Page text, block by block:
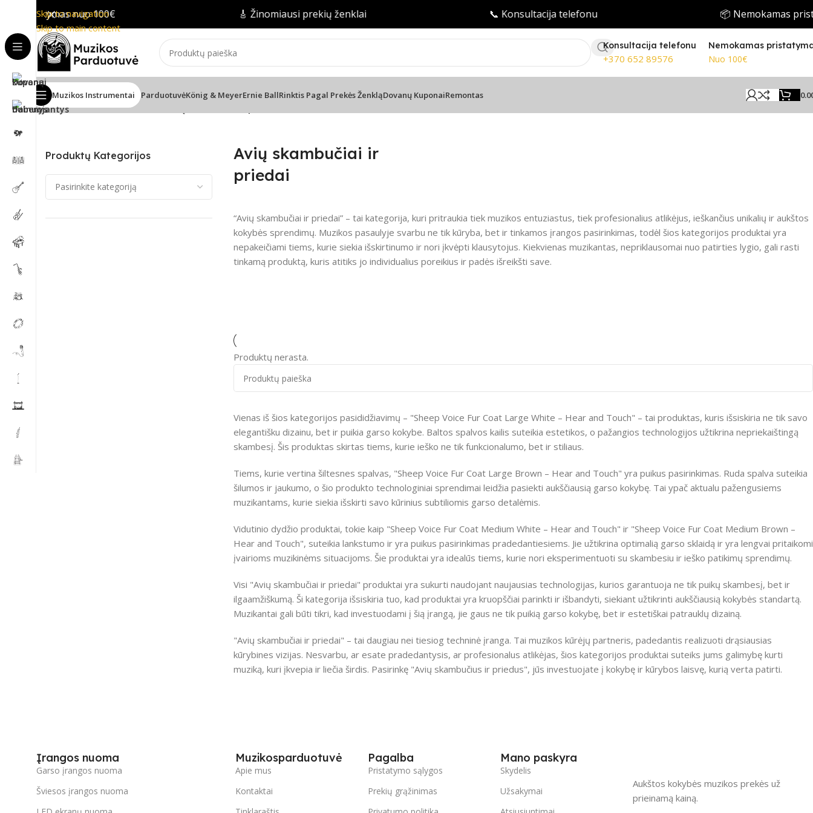
Skip to navigation
Skip to main content
pristatymas nuo 100€ 🎸 Žinomiausi prekių ženklai 📞 Konsultacija telefonu 📦 Nemokamas
Konsultacija telefonu
+370 652 89576
Nemokamas
Nuo 100€
Muzikos Instrumentai ParduotuvėKönig & MeyerErnie BallRinktis Pagal Prekės ŽenkląDovanų KuponaiRemontas
Pradžia/Garso efektai vaikams
Produktų Kategorijos
Avių skambučiai ir
priedai
“Avių skambučiai ir priedai” – tai kategorija, kuri pritraukia tiek muzikos entuziastus, tiek profesionalius atlikėjus, ieškančius unikalių ir aukštos
kokybės sprendimų. Muzikos pasaulyje svarbu ne tik kūryba, bet ir tinkamos įrangos pasirinkimas, todėl šios kategorijos produktai yra
nepakeičiami tiems, kurie siekia išskirtinumo ir nori įkvėpti klausytojus. Kiekvienas muzikantas, nepriklausomai nuo patirties lygio, gali rasti
tinkamą produktą, kuris atitiks jo individualius poreikius ir padės išreikšti save.
Produktų nerasta.
Vienas iš šios kategorijos pasididžiavimų – "Sheep Voice Fur Coat Large White – Hear and Touch" – tai produktas, kuris išsiskiria ne tik savo
elegantišku dizainu, bet ir puikia garso kokybe. Baltos spalvos kailis suteikia estetikos, o pažangios technologijos užtikrina nepriekaištingą
skambesį. Šis produktas skirtas tiems, kurie ieško ne tik funkcionalumo, bet ir stiliaus.
Tiems, kurie vertina šiltesnes spalvas, "Sheep Voice Fur Coat Large Brown – Hear and Touch" yra puikus pasirinkimas. Ruda spalva suteikia
šilumos ir jaukumo, o šio produkto technologiniai sprendimai leidžia pasiekti aukščiausią garso kokybę. Tai ypač aktualu pažengusiems
muzikantams, kurie siekia išskirti savo kūrinius subtiliomis garso detalėmis.
Vidutinio dydžio produktai, tokie kaip "Sheep Voice Fur Coat Medium White – Hear and Touch" ir "Sheep Voice Fur Coat Medium Brown –
Hear and Touch", suteikia lankstumo ir yra puikus pasirinkimas pradedantiesiems. Jie užtikrina optimalią garso sklaidą ir yra lengvai pritaikomi
įvairioms muzikinėms situacijoms. Šie produktai yra idealūs tiems, kurie nori eksperimentuoti su skambesiu ir ieško patikimų sprendimų.
Visi "Avių skambučiai ir priedai" produktai yra sukurti naudojant naujausias technologijas, kurios garantuoja ne tik puikų skambesį, bet ir
ilgaamžiškumą. Ši kategorija išsiskiria tuo, kad produktai yra kruopščiai parinkti ir išbandyti, siekiant užtikrinti aukščiausią kokybės standartą.
Muzikantai gali būti tikri, kad investuodami į šią įrangą, jie gaus ne tik puikią garso kokybę, bet ir estetiškai patrauklų dizainą.
"Avių skambučiai ir priedai" – tai daugiau nei tiesiog techninė įranga. Tai muzikos kūrėjų partneris, padedantis realizuoti drąsiausias
kūrybines vizijas. Nesvarbu, ar esate pradedantysis, ar profesionalus atlikėjas, šios kategorijos produktai suteiks jums galimybę kurti
muziką, kuri įkvepia ir liečia širdis. Pasirinkę "Avių skambučius ir priedus", jūs investuojate į kokybę ir kūrybos laisvę, kurią verta patirti.
Įrangos nuoma
Garso įrangos nuoma
Šviesos įrangos nuoma
Muzikosparduotuvė
Apie mus
Kontaktai
Pagalba
Pristatymo sąlygos
Prekių grąžinimas
Mano paskyra
Skydelis
Užsakymai
Aukštos kokybės muzikos prekės už
prieinamą kainą.